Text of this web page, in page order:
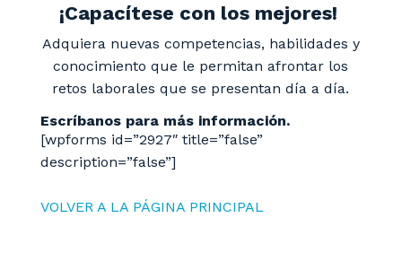
¡Capacítese con los mejores!
Adquiera nuevas competencias, habilidades y
conocimiento que le permitan afrontar los
retos laborales que se presentan día a día.
Escríbanos para más información.
[wpforms id=”2927″ title=”false”
description=”false”]
VOLVER A LA PÁGINA PRINCIPAL